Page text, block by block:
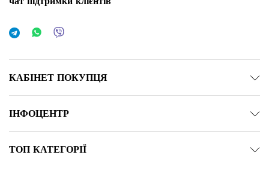
КАБІНЕТ ПОКУПЦЯ
ІНФОЦЕНТР
ТОП КАТЕГОРІЇ